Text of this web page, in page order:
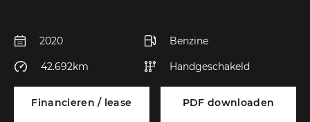
2020 Benzine
42.692km Handgeschakeld
Financieren / lease PDF downloaden